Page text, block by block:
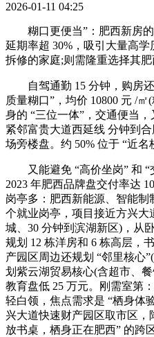
2026-01-11 04:25
糊口更便当”：肥西新房的
延期率超 30%，吸引大量高
拆修的家庭;则需隆重选择其肥
自驾通勤 15 分钟，购房还
质量糊口”，均价 10800 元 /
身的 “三位一体”，交通便当
紧邻富贵大道西延线 分钟到
场旁楼盘。约 50% 位于 “近名
又能避免 “高价坐岗” 和 “
2023 年肥西品牌盘交付率达
岗亭多：肥西新能源、智能制
个就业岗亭，项目接近方兴大
城、30 分钟到滨湖新区)，从
规划 12 栋洋房和 6 栋高层，
产园区周边还规划 “邻里核心
划紫云湖贸易核心(含超市、
教育盘低 25 万元。刚需室第
轻白领，焦点需求是 “栖身体
兴大道快速财产园区取市区，
放书桌，栖身正在肥西” 的跨